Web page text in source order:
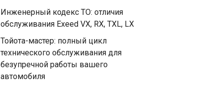
Инженерный кодекс ТО: отличия
обслуживания Exeed VX, RX, TXL, LX
Тойота-мастер: полный цикл
технического обслуживания для
безупречной работы вашего
автомобиля